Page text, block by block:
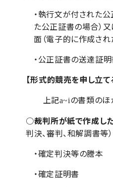
・執行文が付された
た公正証書の場合）
面（電子的に作成さ
・公正証書の送達証
【形式的競売を申し立て
上記a~iの書類のほ
○裁判所が紙で作成し
判決、審判、和解調書等
・確定判決等の謄本
・確定証明書